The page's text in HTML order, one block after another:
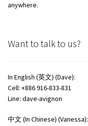
anywhere.
Want to talk to us?
In English (英文) (Dave):
Cell: +886 916-833-831
Line: dave-avignon
中文 (In Chinese) (Vanessa):